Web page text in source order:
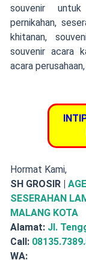
souvenir
pernikahan,
khitanan,
souvenir acara
acara
Hormat Kami,
SH GROSIR |
SESERAHAN
MALANG KOTA
Alamat: Jl.
Call:
WA: